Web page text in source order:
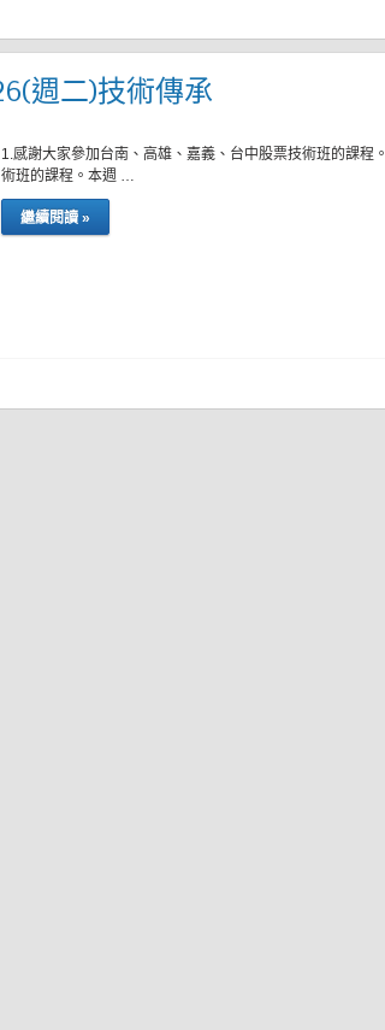
週二)技術傳承
1.感謝大家參加台南、高雄、嘉義、台中股票技術班的課程
術班的課程。本週 …
繼續閱讀 »